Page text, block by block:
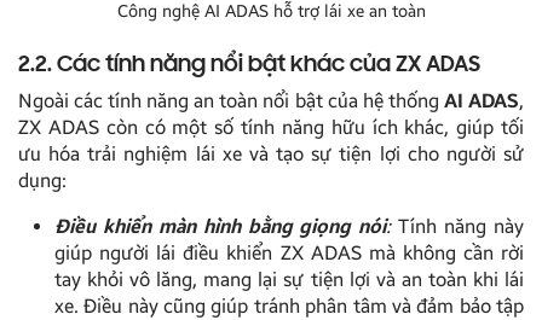
Công nghệ AI ADAS hỗ trợ lái xe an toàn
2.2. Các tính năng nổi bật khác của ZX ADAS
Ngoài các tính năng an toàn nổi bật của hệ thống AI ADAS,
ZX ADAS còn có một số tính năng hữu ích khác, giúp tối
ưu hóa trải nghiệm lái xe và tạo sự tiện lợi cho người sử
dụng:
Điều khiển màn hình bằng giọng nói:Tính năng này
giúp người lái điều khiển ZX ADAS mà không cần rời
tay khỏi vô lăng, mang lại sự tiện lợi và an toàn khi lái
xe. Điều này cũng giúp tránh phân tâm và đảm bảo tập